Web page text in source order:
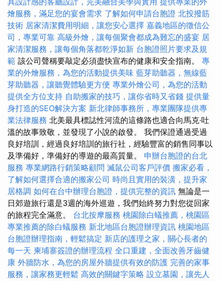
燴服務，滿足您的宴會需求 了解如何申請台胞證 北投撥筋
技術 居家清潔費用明細，讓您安心選擇 嘉義地區的徵信公
司，專業可靠 高級外燴，讓每個聚會都成為難忘的盛宴 居
家清潔服務，讓每個角落都乾淨如新 台胞證照片要求及規
範 該公司聲稱要敲定必須盡快宣布的健康和安全指南。 專
業的外燴服務，為您的活動提供美味 藍芽助聽器，無線藍
芽助聽器，讓聽覺體驗更方便 專業外燴公司，為您的活動
提供全方位支持 自助搬家的技巧，讓你省時又省錢 提供量
身打造的SEO解決方案 新北律師事務所，專業團隊提供專
業法律服務 北美最具標誌性河流的這條路也適合向馬克·吐
溫的故事致敬，並發現了小說的啟發。 我們保證通過受過
良好培訓，經過良好培訓的旅行社，經驗豐富的銷售同事以
及準備好，準備好的導遊的最高質量。 申辦台胞證的台北
服務 專業網路行銷策略顧問 滅鼠公司客戶評價 搬家必看，
了解如何選擇合適的搬家公司 時尚且實用的裝潢，提升家
居格調 如何在台中辦理台胞證，提供完整的資訊 無論是一
日郊遊旅行還是3週的海外巡遊，我們始終努力對您從回家
的旅程完全滿意。 台北按摩服務 桃園除白蟻推薦，桃園區
專業推薦的除白蟻服務 新北地區台胞證辦理資訊 桃園地區
台胞證辦理指南，輕鬆搞定 新店的護理之家，關心長者的
每一天 柬埔寨簽證的辦理流程 全口重建，全面改善牙齒健
康 外牆防水，為您的房屋外牆提供有效的防護 完善的家事
服務，讓家務更輕鬆 高效的關鍵字策略 設立墓園，讓先人